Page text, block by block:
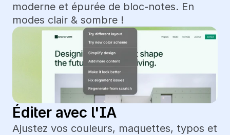
moderne et épurée de bloc-notes. En
modes clair & sombre !
Éditer avec l'IA
Ajustez vos couleurs, maquettes, typos et